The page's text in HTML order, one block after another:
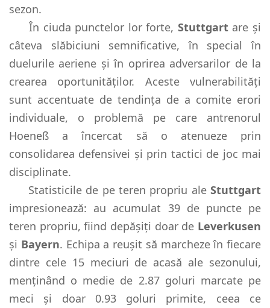
sezon.
În ciuda punctelor lor forte, Stuttgartare și
câteva slăbiciuni semnificative, în special în
duelurile aeriene și în oprirea adversarilor de la
crearea oportunităților. Aceste vulnerabilități
sunt accentuate de tendința de a comite erori
individuale, o problemă pe care antrenorul
Hoeneß a încercat să o atenueze prin
consolidarea defensivei și prin tactici de joc mai
disciplinate.
Statisticile de pe teren propriu aleStuttgart
impresionează: au acumulat 39 de puncte pe
teren propriu, fiind depășiți doar de Leverkusen
și Bayern. Echipa a reușit să marcheze în fiecare
dintre cele 15 meciuri de acasă ale sezonului,
menținând o medie de 2.87 goluri marcate pe
meci și doar 0.93 goluri primite, ceea ce